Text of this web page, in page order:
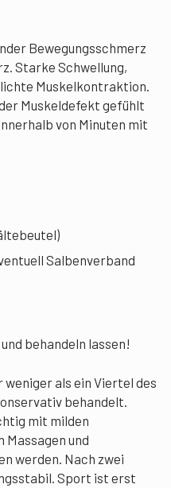
Bewegungsschmerz
Starke Schwellung,
Muskelkontraktion.
Muskeldefekt gefühlt
von Minuten mit
Salbenverband
behandeln lassen!
als ein Viertel des
behandelt.
mit milden
und
werden. Nach zwei
Sport ist erst